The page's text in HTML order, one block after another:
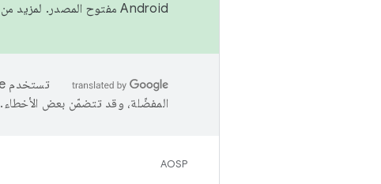
Android مفتوح المصدر. لمزيد من المعلومات، يُرجى الاطّلاع على
المفضّلة، وقد تتضمّن بعض الأخطاء.
AOSP